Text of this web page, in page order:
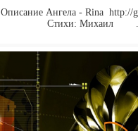
Описание Ангела - Rina http://
Стихи: Михаил